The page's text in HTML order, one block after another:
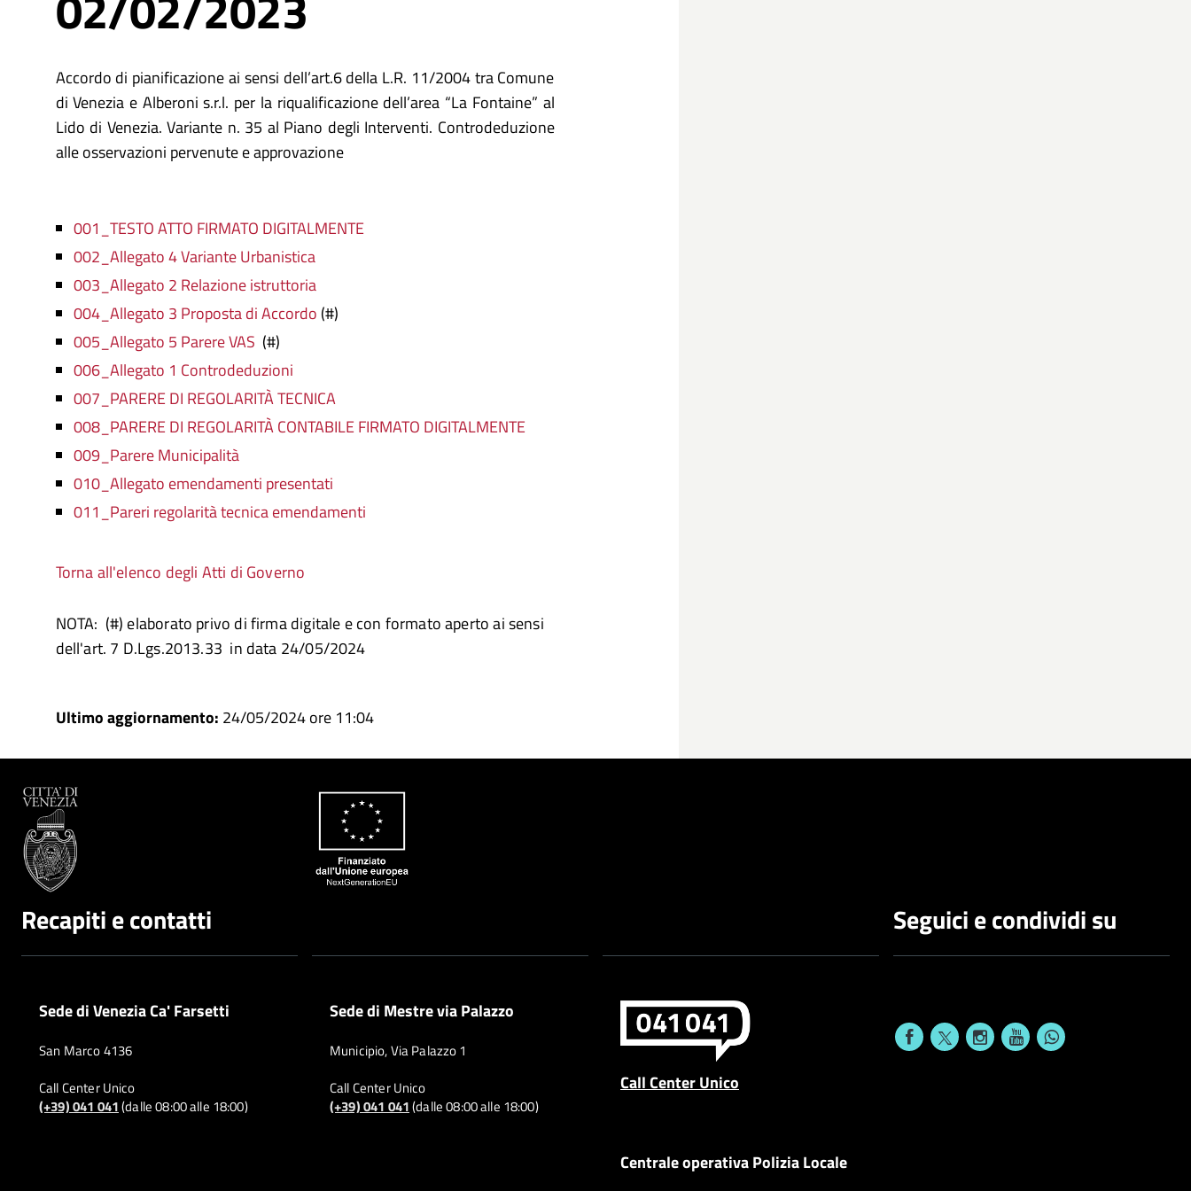
Accordo di pianificazione ai sensi dell’art.6 della L.R. 11/2004 tra Comune
di Venezia e Alberoni s.r.l. per la riqualificazione dell’area “La Fontaine” al
Lido di Venezia. Variante n. 35 al Piano degli Interventi. Controdeduzione
alle osservazioni pervenute e approvazione
001_TESTO ATTO FIRMATO DIGITALMENTE
002_Allegato 4 Variante Urbanistica
003_Allegato 2 Relazione istruttoria
004_Allegato 3 Proposta di Accordo (#)
005_Allegato 5 Parere VAS (#)
006_Allegato 1 Controdeduzioni
007_PARERE DI REGOLARITÀ TECNICA
008_PARERE DI REGOLARITÀ CONTABILE FIRMATO DIGITALMENTE
009_Parere Municipalità
010_Allegato emendamenti presentati
011_Pareri regolarità tecnica emendamenti
Torna all'elenco degli Atti di Governo
NOTA: (#) elaborato privo di firma digitale e con formato aperto ai sensi
dell'art. 7 D.Lgs.2013.33 in data 24/05/2024
Ultimo aggiornamento: 24/05/2024 ore 11:04
Recapiti e contatti
Sede di Venezia Ca' Farsetti
San Marco 4136
Call Center Unico
(+39) 041 041(dalle 08:00 alle 18:00)
Sede di Mestre via Palazzo
Municipio, Via Palazzo 1
Call Center Unico
(+39) 041 041(dalle 08:00 alle 18:00)
Call Center Unico
Centrale operativa Polizia Locale
Seguici e condividi su